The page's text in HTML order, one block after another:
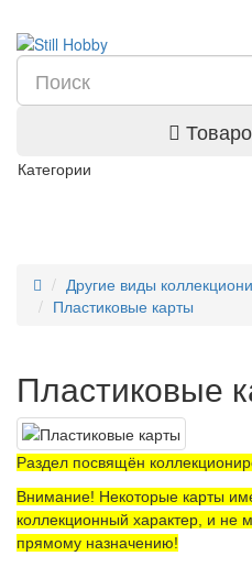
Категории
Другие виды
Пластиковые карты
Пластиковые
Раздел посвящён
Внимание! Некоторые карты
коллекционный характер, и не
прямому назначению!